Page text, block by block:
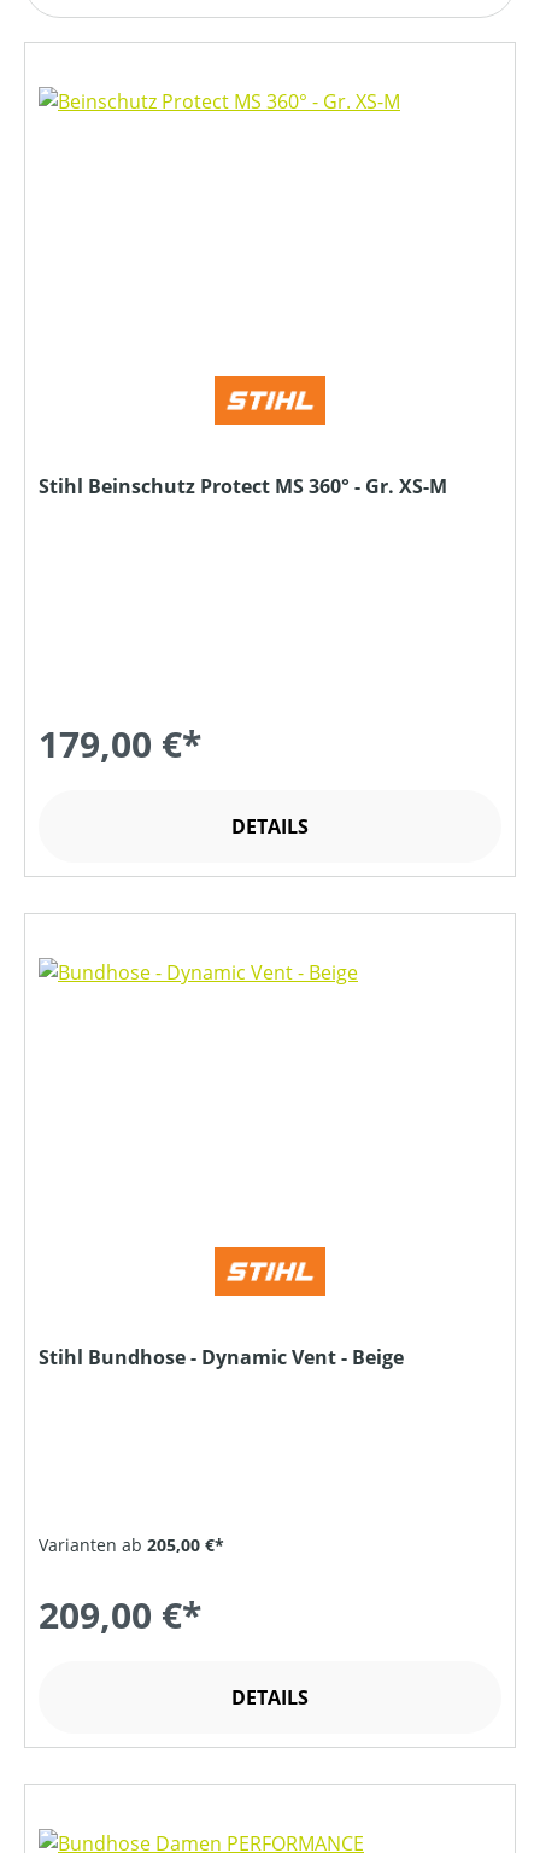
Stihl Beinschutz Protect MS 360° - Gr. XS-M
179,00 €*
DETAILS
Stihl Bundhose - Dynamic Vent - Beige
Varianten ab 205,00 €*
209,00 €*
DETAILS